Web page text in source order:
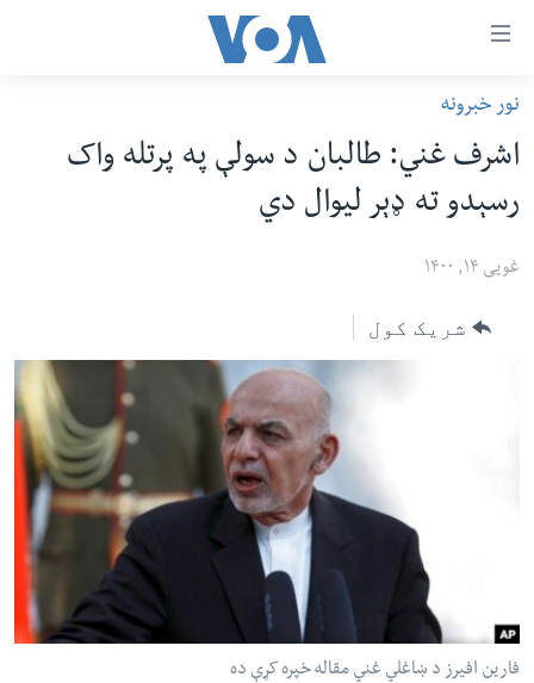
رسي
وړ
اتصالات
متن
ځای
افغانستان
سیمه
امریکا
ښځې او نجونې
له مونږ سره په تماس کې پاتې شئ
نور خبرونه
اشرف غني: طالبان د سولې په پرتله واک
رسېدو ته ډېر لیوال دي
غویی ۱۴, ۱۴۰۰
شریک کول
فارین افیرز د ښاغلي غني مقاله خپره کړې ده